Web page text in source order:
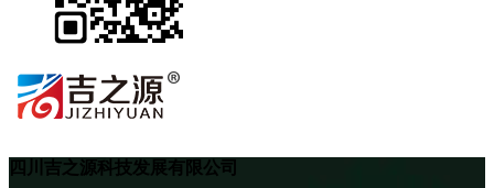
四川吉之源科技发展有限公司